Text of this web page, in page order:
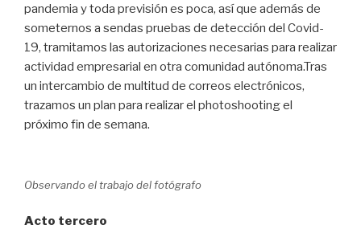
pandemia y toda previsión es poca, así que además de
someternos a sendas pruebas de detección del Covid-
19, tramitamos las autorizaciones necesarias para realizar
actividad empresarial en otra comunidad autónoma.Tras
un intercambio de multitud de correos electrónicos,
trazamos un plan para realizar el photoshooting el
próximo fin de semana.
Observando el trabajo del fotógrafo
Acto tercero